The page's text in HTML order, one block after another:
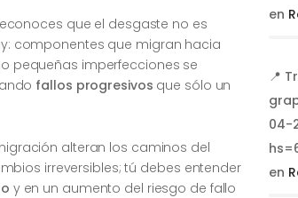
que el desgaste no es
componentes que migran hacia
pequeñas imperfecciones se
fallos progresivos que sólo un
alteran los caminos del
irreversibles; tú debes entender
y en un aumento del riesgo de fallo
en
📍
04-
en